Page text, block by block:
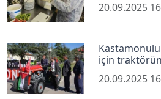
20.09.2025
için
20.09.2025